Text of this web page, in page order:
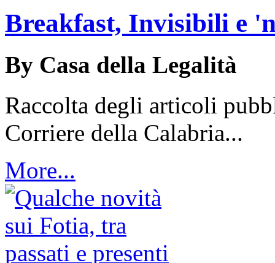
Breakfast, Invisibili e
By Casa della Legalità
Raccolta degli articoli
Corriere della Calabria...
More...